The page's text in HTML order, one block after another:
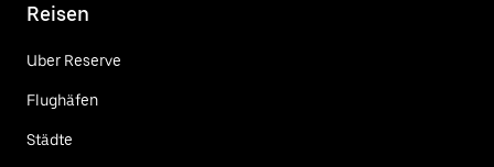
Reisen
Uber Reserve
Flughäfen
Städte